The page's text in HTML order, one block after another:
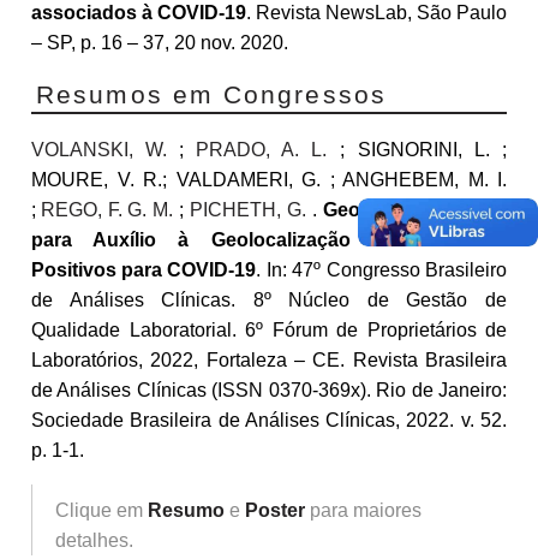
associados à COVID-19. Revista NewsLab, São Paulo
– SP, p. 16 – 37, 20 nov. 2020.
Resumos em Congressos
VOLANSKI, W. ; PRADO, A. L.
; SIGNORINI, L. ;
MOURE, V. R.; VALDAMERI, G. ; ANGHEBEM, M. I.
; REGO, F. G. M. ; PICHETH, G. . Geo-Cov – Software
para Auxílio à Geolocalização de Pacientes
Positivos para COVID-19. In: 47º Congresso Brasileiro
de Análises Clínicas. 8º Núcleo de Gestão de
Qualidade Laboratorial. 6º Fórum de Proprietários de
Laboratórios, 2022, Fortaleza – CE. Revista Brasileira
de Análises Clínicas (ISSN 0370-369x). Rio de Janeiro:
Sociedade Brasileira de Análises Clínicas, 2022. v. 52.
p. 1-1.
Clique em Resumo e Poster para maiores
detalhes.